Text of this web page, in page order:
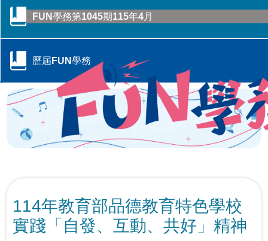
CONTENTS目錄
行政院季連成政委率隊訪視教育部 跨部會合作打造校園
防毒防護網
115年全國大專校院學務主管森活SEL跨校共學培力活動
－森活覺察，學務輔導新視野
教育輔具支持多元學習-教育部辦理115年身心障礙學生
教育輔具知能研討會
強化全民國防與防救災量能-政大與美和科大攜手辦理毒
CONTENTS目錄
轉角遇見心空間─「學美．耕心—大專校院輔導諮商空間
改造計畫」成果分享會
教育部辦理「全民國防教育暨防衛動員學術研討會」
線上線下全面共同守護校園—115年大專校院跟蹤騷擾暨
數位／網路性別暴力防治研討會
CONTENTS目錄
跨域翻轉諮商環境：教育部「學美．耕心」計畫見證校
園溫暖蛻變
春暉愛傳遞！教育部攜手績優志工，共築跨域防毒、反
詐防護網
CONTENTS目錄
「跨越城鄉．反毒聯防」紙風車青少年反毒戲劇工程巡
演跨校接駁計畫啟動
FUN學務第1045期115年4月
跨越年齡的性別平權實踐，《性別平等教育季刊》第111
期引領高齡人生新圖像
歷屆FUN學務
114年教育部品德教育特色學校
實踐「自發、互動、共好」精神